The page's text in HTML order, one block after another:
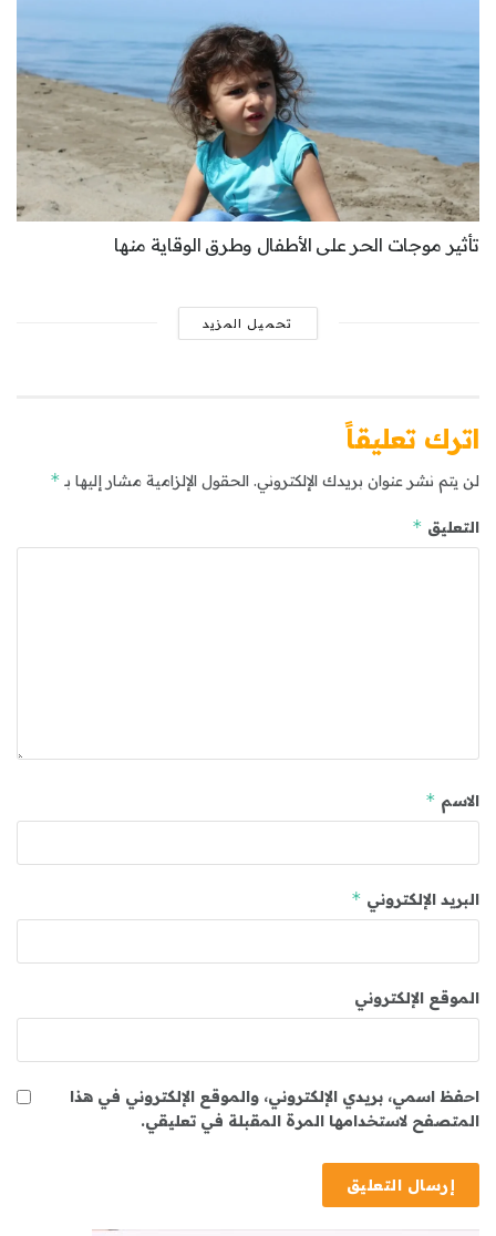
تأثير موجات الحر على الأطفال وطرق الوقاية منها
تحميل المزيد
اترك تعليقاً
لن يتم نشر عنوان بريدك الإلكتروني. الحقول الإلزامية مشار إليها بـ *
التعليق *
الاسم *
البريد الإلكتروني *
الموقع الإلكتروني
احفظ اسمي، بريدي الإلكتروني، والموقع الإلكتروني في هذا
المتصفح لاستخدامها المرة المقبلة في تعليقي.